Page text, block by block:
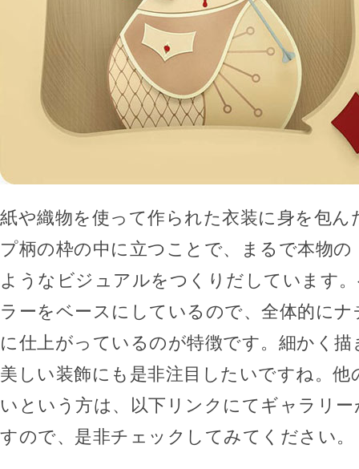
紙や織物を使って作られた衣装に身を包ん
プ柄の枠の中に立つことで、まるで本物
ようなビジュアルをつくりだしています
ラーをベースにしているので、全体的に
に仕上がっているのが特徴です。細かく
美しい装飾にも是非注目したいですね。他
いという方は、以下リンクにてギャラリ
すので、是非チェックしてみてください。